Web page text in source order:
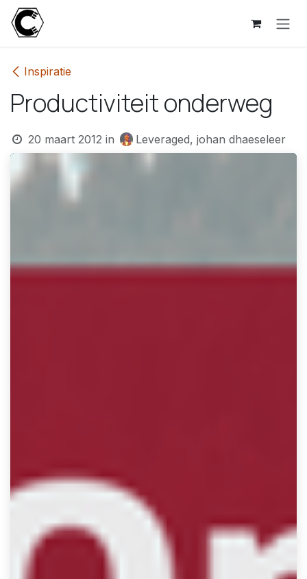
Overslaan naar inhoud
Inspiratie
Productiviteit onderweg
20 maart 2012 in Leveraged, johan dhaeseleer